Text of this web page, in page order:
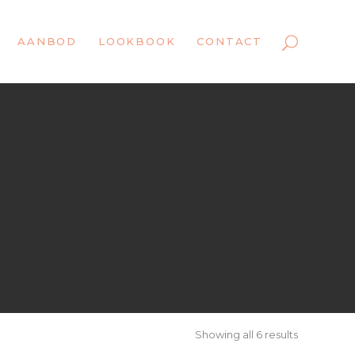
AANBOD LOOKBOOK CONTACT
Showing all 6 results